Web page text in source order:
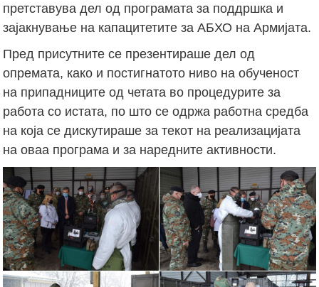
претставува дел од програмата за поддршка и
зајакнување на капацитетите за АБХО на Армијата.
Пред присутните се презентираше дел од
опремата, како и постигнатото ниво на обученост
на припадниците од четата во процедурите за
работа со истата, по што се одржа работна средба
на која се дискутираше за текот на реализацијата
на оваа програма и за наредните активности.